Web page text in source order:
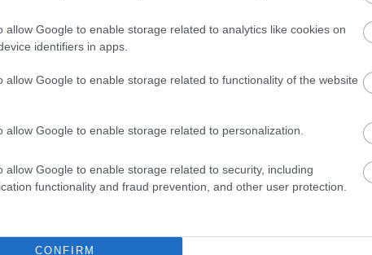
allow Google to enable storage related to analytics like cookies on
identifiers in apps.
allow Google to enable storage related to functionality of the website
allow Google to enable storage related to personalization.
allow Google to enable storage related to security, including
functionality and fraud prevention, and other user protection.
CONFIRM